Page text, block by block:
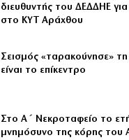
διευθυντής του ΔΕΔΔΗΕ για
στο ΚΥΤ Αράχθου
Σεισμός «ταρακούνησε»
είναι το επίκεντρο
Στο Α΄ Νεκροταφείο το
μνημόσυνο της κόρης του